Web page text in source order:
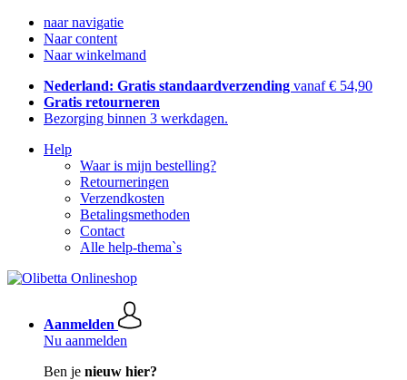
naar navigatie
Naar content
Naar winkelmand
Nederland: Gratis standaardverzending vanaf € 54,90
Gratis retourneren
Bezorging binnen 3 werkdagen.
Help
Waar is mijn bestelling?
Retourneringen
Verzendkosten
Betalingsmethoden
Contact
Alle help-thema`s
Aanmelden
Nu aanmelden
Ben je nieuw hier?